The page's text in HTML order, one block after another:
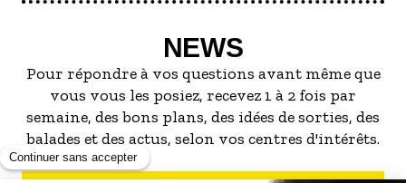
NEWS
Pour répondre à vos questions avant même que
vous vous les posiez, recevez 1 à 2 fois par
semaine, des bons plans, des idées de sorties, des
balades et des actus, selon vos centres d'intérêts.